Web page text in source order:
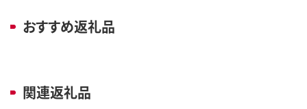
おすすめ返礼品
関連返礼品